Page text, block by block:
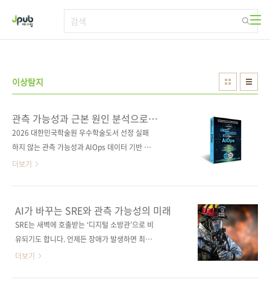
이상탐지
관측 가능성과 근본 원인 분석으로
완성하는 AIOps
2026 대한민국학술원 우수학술도서 선정 실패
하지 않는 관측 가능성과 AIOps 데이터 기반 운
영이 책은 관측 가능성을 기반으로 분산 추적, 메
통해 근본 원인 분석(RCA)의 실제 작동 원리를
체계적으로 설명한다. 프롬스케일 기반 SQL 분
석, 메트릭 상관관계와 이상 탐지를 통해 장애의
RAG/LLM, 벡터 임베딩/리랭킹, 에이전트 자동
화, CMDB와 장애 목록 데이터 모델을 결합해 근
더보기
AI가 바꾸는 SRE와 관측 가능성의 미래
SRE는 새벽에 호출받는 ‘디지털 소방관’으로 비
유되기도 합니다. 언제든 장애가 발생하면 최대
한 빠르게 대응해야 하니 상상만 해도 정말 고된
더보기